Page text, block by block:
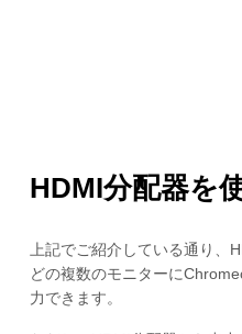
HDMI分配器を
上記でご紹介している通り、
どの複数のモニターに
力できます。